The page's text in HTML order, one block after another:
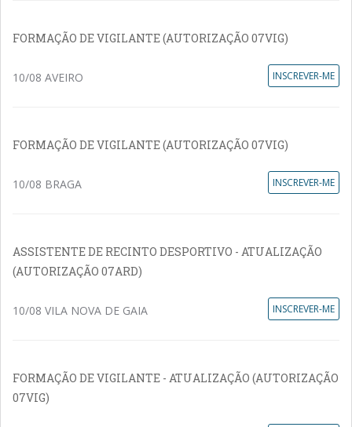
FORMAÇÃO DE VIGILANTE (AUTORIZAÇÃO 07VIG)
10/08 AVEIRO INSCREVER-ME
FORMAÇÃO DE VIGILANTE (AUTORIZAÇÃO 07VIG)
10/08 BRAGA INSCREVER-ME
ASSISTENTE DE RECINTO DESPORTIVO - ATUALIZAÇÃO
(AUTORIZAÇÃO 07ARD)
10/08 VILA NOVA DE GAIA INSCREVER-ME
FORMAÇÃO DE VIGILANTE - ATUALIZAÇÃO (AUTORIZAÇÃO
07VIG)